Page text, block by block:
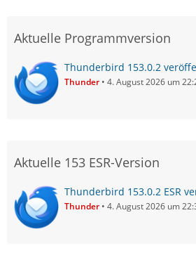
Aktuelle Programmversion
Thunderbird 153.0.2
Thunder 4. August 2026 um
Aktuelle 153 ESR-Version
Thunderbird 153.0.2 ESR
Thunder 4. August 2026 um